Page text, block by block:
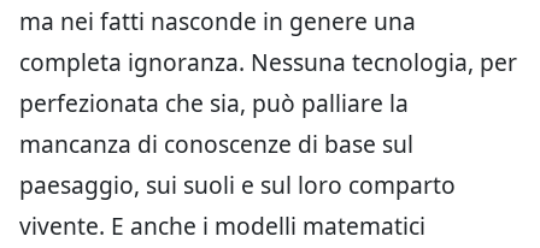
ma nei fatti nasconde in genere una
completa ignoranza. Nessuna tecnologia, per
perfezionata che sia, può palliare la
mancanza di conoscenze di base sul
paesaggio, sui suoli e sul loro comparto
vivente. E anche i modelli matematici